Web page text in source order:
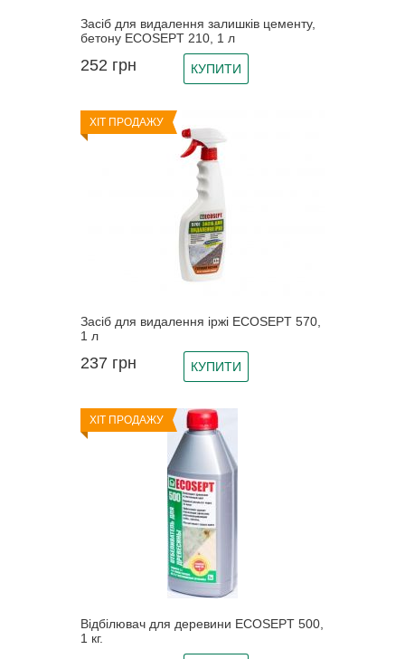
Засіб для видалення залишків цементу,
бетону ECOSEPT 210, 1 л
252 грн КУПИТИ
ХІТ ПРОДАЖУ
Засіб для видалення іржі ECOSEPT 570,
1 л
237 грн КУПИТИ
ХІТ ПРОДАЖУ
Відбілювач для деревини ECOSEPT 500,
1 кг.